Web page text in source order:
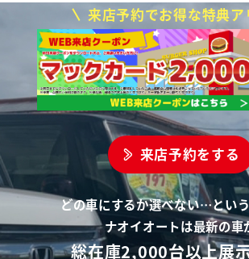
来店予約でお得な特典ア
来店予約をする
どの車にするか選べない…とい
ナオイオートは最新の車
総在庫2,000台以上展